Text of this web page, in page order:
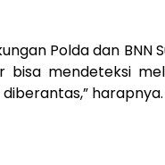
Polda dan
bisa mendeteksi
harapnya.